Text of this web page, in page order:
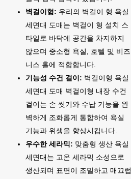
벽걸이형: 우리의 벽걸이 형 욕실
세면대 도매는 벽걸이 형 설치 스
타일로 바닥에 공간을 차지하지
않으며 중소형 욕실, 호텔 및 비즈
니스 홀에 적합합니다.
기능성 수건 걸이: 벽걸이형 욕실
세면대 도매 벽걸이형 내장 수건
걸이는 손 씻기와 수납 기능을 완
벽하게 조화롭게 통합하여 욕실
기능과 위생을 향상시킵니다.
우수한 세라믹: 맞춤형 생산 욕실
세면대는 고온 세라믹 소성으로
생산되며 표면이 조밀하고 매끄럽